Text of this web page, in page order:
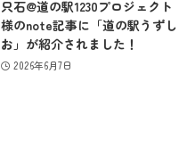
只石@道の駅1230プロジェクト
様のnote記事に「道の駅うずし
お」が紹介されました！
2026年6月7日